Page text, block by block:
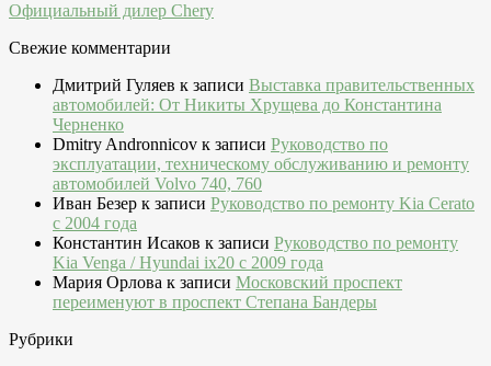
Официальный дилер Chery
Свежие комментарии
Дмитрий Гуляев к записи Выставка правительственных
автомобилей: От Никиты Хрущева до Константина
Черненко
Dmitry Andronnicov к записи Руководство по
эксплуатации, техническому обслуживанию и ремонту
автомобилей Volvo 740, 760
Иван Безер к записи Руководство по ремонту Kia Cerato
c 2004 года
Константин Исаков к записи Руководство по ремонту
Kia Venga / Hyundai ix20 c 2009 года
Мария Орлова к записи Московский проспект
переименуют в проспект Степана Бандеры
Рубрики